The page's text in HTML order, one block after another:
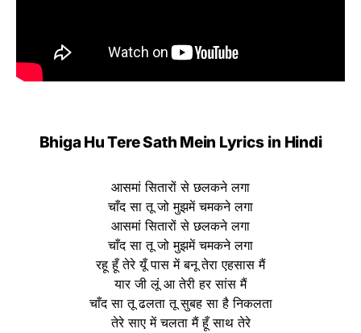
Bhiga Hu Tere Sath Mein Lyrics in Hindi
आसमां सितारों से छलकने लगा
चाँद सा तू जो मुझमें चमकने लगा
आसमां सितारों से छलकने लगा
चाँद सा तू जो मुझमें चमकने लगा
रहू हूँ तेरे यूँ पास में बनू तेरा एहसास मैं
यार जी लूं आ तेरी हर सांस मैं
चाँद सा तू ढलता तू सुबह सा है निकलता
तेरे साए में चलता मैं हूँ साथ तेरे